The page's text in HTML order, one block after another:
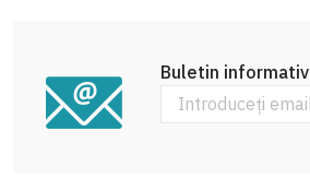
Buletin informativ